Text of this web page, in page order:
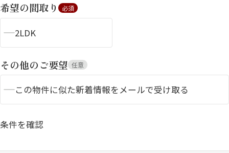
シャーメゾンとは
シャーメゾンセレクショ
ルームツアー
希望の間取り 必須
2LDK
その他のご要望 任意
この物件に似た新着情報をメールで受け取る
条件を確認